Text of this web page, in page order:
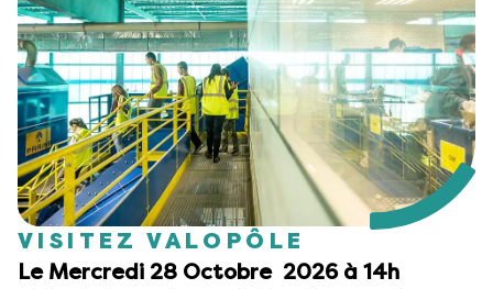
VISITEZ VALOPÔLE
Le Mercredi 28 Octobre 2026 à 14h